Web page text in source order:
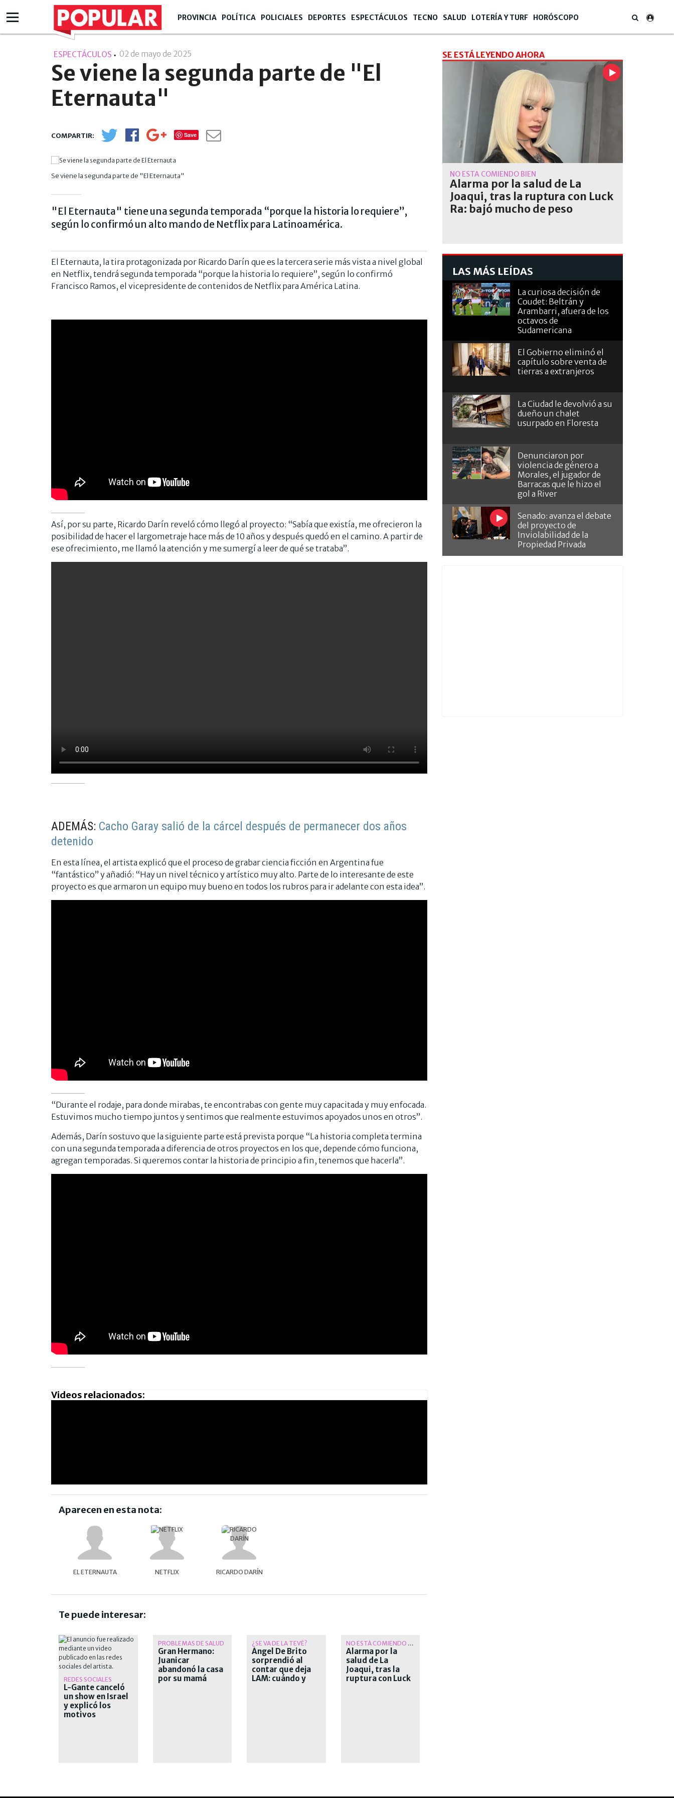
PROVINCIA POLÍTICA POLICIALES DEPORTES ESPECTÁCULOS TECNO SALUD LOTERÍA Y TURF HORÓSCOPO
ESPECTÁCULOS 02 de mayo de 2025
Se viene la segunda parte de "El
Eternauta"
Save
Se viene la segunda parte de "El Eternauta"
"El Eternauta" tiene una segunda temporada “porque la historia lo requiere”,
según lo confirmó un alto mando de Netflix para Latinoamérica.
El Eternauta, la tira protagonizada por Ricardo Darín que es la tercera serie más vista a nivel global
en Netflix, tendrá segunda temporada “porque la historia lo requiere”, según lo confirmó
Francisco Ramos, el vicepresidente de contenidos de Netflix para América Latina.
Así, por su parte, Ricardo Darín reveló cómo llegó al proyecto: “Sabía que existía, me ofrecieron la
posibilidad de hacer el largometraje hace más de 10 años y después quedó en el camino. A partir de
ese ofrecimiento, me llamó la atención y me sumergí a leer de qué se trataba”.
ADEMÁS: Cacho Garay salió de la cárcel después de permanecer dos años
detenido
En esta línea, el artista explicó que el proceso de grabar ciencia ficción en Argentina fue
“fantástico” y añadió: “Hay un nivel técnico y artístico muy alto. Parte de lo interesante de este
proyecto es que armaron un equipo muy bueno en todos los rubros para ir adelante con esta idea”.
“Durante el rodaje, para donde mirabas, te encontrabas con gente muy capacitada y muy enfocada.
Estuvimos mucho tiempo juntos y sentimos que realmente estuvimos apoyados unos en otros”.
Además, Darín sostuvo que la siguiente parte está prevista porque “La historia completa termina
con una segunda temporada a diferencia de otros proyectos en los que, depende cómo funciona,
agregan temporadas. Si queremos contar la historia de principio a fin, tenemos que hacerla”.
Videos relacionados:
Aparecen en esta nota:
EL ETERNAUTA NETFLIX RICARDO DARÍN
Te puede interesar:
REDES SOCIALES
L-Gante canceló
un show en Israel
y explicó los
motivos
PROBLEMAS DE SALUD
Gran Hermano:
Juanicar
abandonó la casa
por su mamá
¿SE VA DE LA TEVÉ?
Ángel De Brito
sorprendió al
contar que deja
LAM: cuándo y
NO ESTÁ COMIENDO BIEN
Alarma por la
salud de La
Joaqui, tras la
ruptura con Luck
SE ESTÁ LEYENDO AHORA
NO ESTÁ COMIENDO BIEN
Alarma por la salud de La
Joaqui, tras la ruptura con Luck
Ra: bajó mucho de peso
LAS MÁS LEÍDAS
La curiosa decisión de
Coudet: Beltrán y
Arambarri, afuera de los
octavos de
Sudamericana
El Gobierno eliminó el
capítulo sobre venta de
tierras a extranjeros
La Ciudad le devolvió a su
dueño un chalet
usurpado en Floresta
Denunciaron por
violencia de género a
Morales, el jugador de
Barracas que le hizo el
gol a River
Senado: avanza el debate
del proyecto de
Inviolabilidad de la
Propiedad Privada